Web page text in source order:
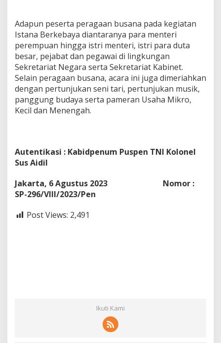
Adapun peserta peragaan busana pada kegiatan
Istana Berkebaya diantaranya para menteri
perempuan hingga istri menteri, istri para duta
besar, pejabat dan pegawai di lingkungan
Sekretariat Negara serta Sekretariat Kabinet.
Selain peragaan busana, acara ini juga dimeriahkan
dengan pertunjukan seni tari, pertunjukan musik,
panggung budaya serta pameran Usaha Mikro,
Kecil dan Menengah.
Autentikasi : Kabidpenum Puspen TNI Kolonel
Sus Aidil
Jakarta, 6 Agustus 2023 Nomor :
SP-296/VIII/2023/Pen
Post Views: 2,491
Ikuti Kami